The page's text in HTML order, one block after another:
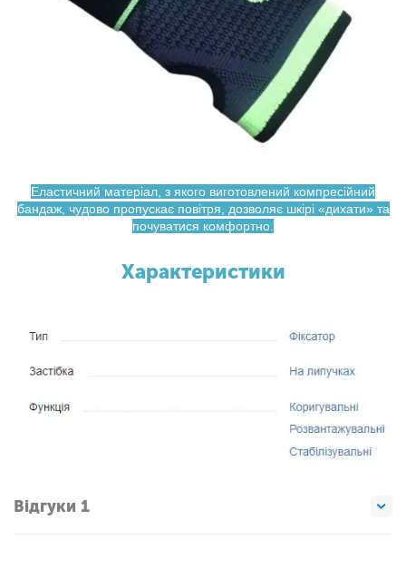
Еластичний матеріал, з якого виготовлений компресійний
бандаж, чудово пропускає повітря, дозволяє шкірі «дихати» та
почуватися комфортно.
Характеристики
Відгуки 1